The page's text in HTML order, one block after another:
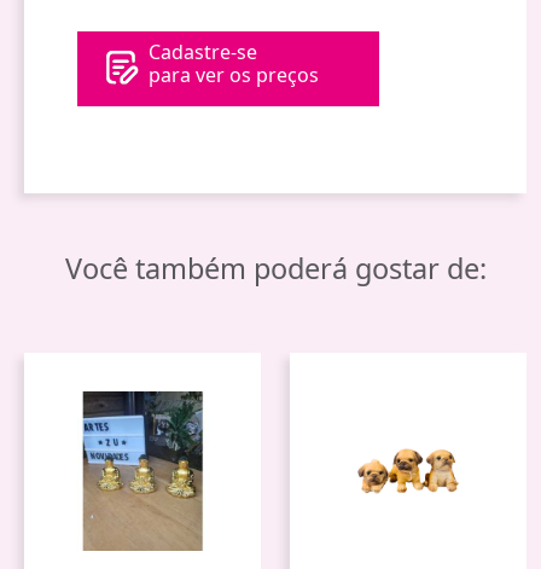
Cadastre-se
para ver os preços
Você também poderá gostar de: